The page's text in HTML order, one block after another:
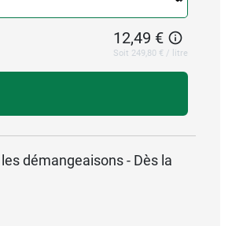
12,49 €
Soit 249,80 € / litre
démangeaisons - Dès la